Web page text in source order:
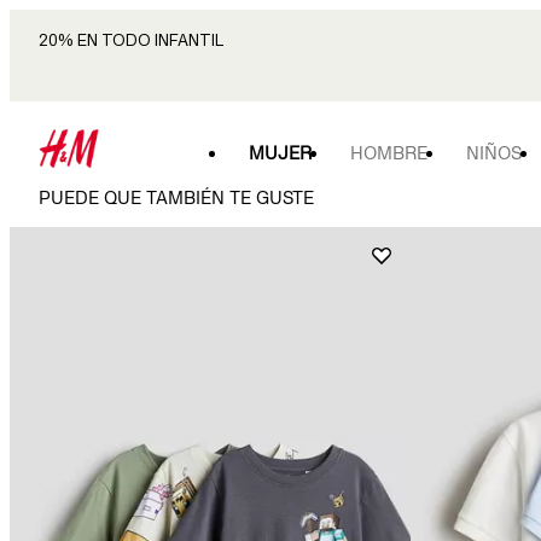
20% EN TODO INFANTIL
MUJER HOMBRE NIÑOS
PUEDE QUE TAMBIÉN TE GUSTE